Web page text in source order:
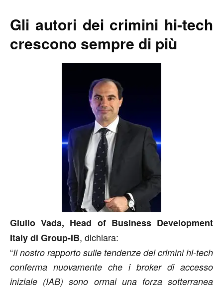
Gli autori dei crimini hi-tech
crescono sempre di più
Giulio Vada, Head of Business Development
Italy di Group-IB, dichiara:
“Il nostro rapporto sulle tendenze dei crimini hi-tech
conferma nuovamente che i broker di accesso
iniziale (IAB) sono ormai una forza sotterranea